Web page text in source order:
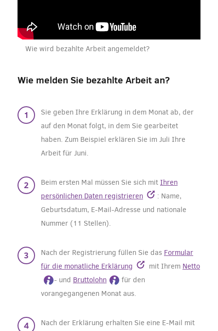
Wie wird bezahlte Arbeit angemeldet?
Wie melden Sie bezahlte Arbeit an?
Sie geben Ihre Erklärung in dem Monat ab, der
auf den Monat folgt, in dem Sie gearbeitet
haben. Zum Beispiel erklären Sie im Juli Ihre
Arbeit für Juni.
Beim ersten Mal müssen Sie sich mit Ihren
persönlichen Daten registrieren
: Name,
Geburtsdatum, E-Mail-Adresse und nationale
Nummer (11 Stellen).
Nach der Registrierung füllen Sie das Formular
für die monatliche Erklärung
mit Ihrem Netto
- und Bruttolohn
für den
vorangegangenen Monat aus.
Nach der Erklärung erhalten Sie eine E-Mail mit